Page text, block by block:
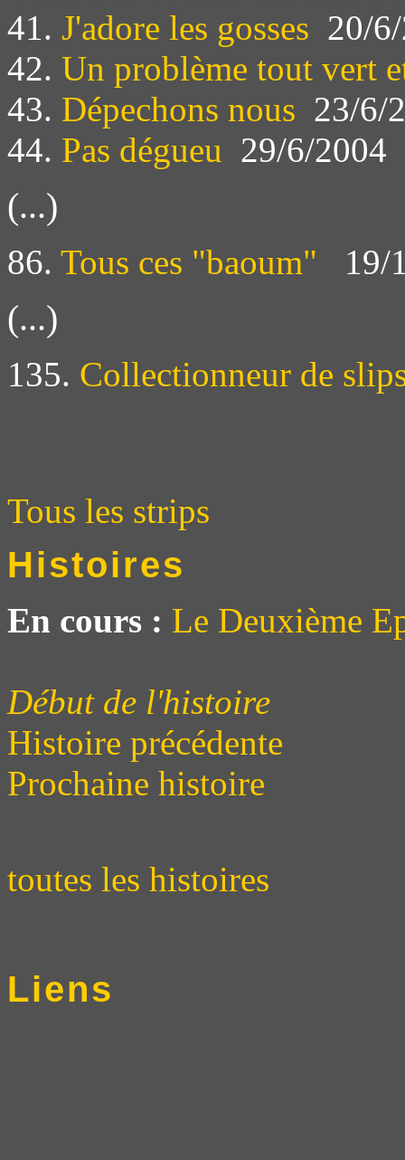
41. J'adore les gosses 20/
42. Un problème tout vert
43. Dépechons nous 23/6/
44. Pas dégueu 29/6/2004
(...)
86. Tous ces "baoum" 19/
(...)
135. Collectionneur de
Tous les strips
Histoires
En cours : Le Deuxième
Début de l'histoire
Histoire précédente
Prochaine histoire
toutes les histoires
Liens